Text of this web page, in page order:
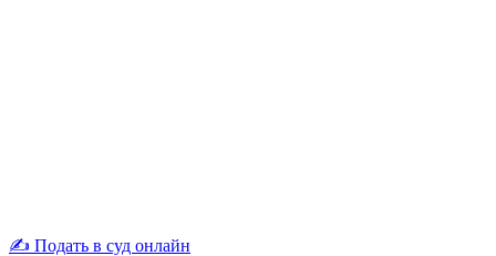
✍ Подать в суд онлайн